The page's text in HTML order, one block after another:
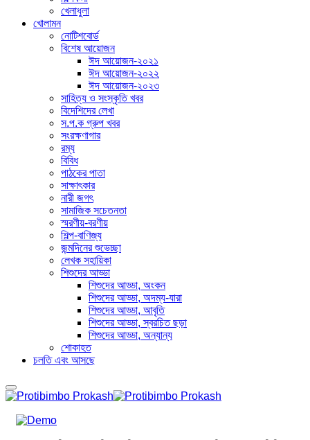
খেলাধুলা
খোলামন
নোটিশবোর্ড
বিশেষ আয়োজন
ঈদ আয়োজন-২০২১
ঈদ আয়োজন-২০২২
ঈদ আয়োজন-২০২৩
সাহিত্য ও সংস্কৃতি খবর
বিদেশিদের লেখা
স.প.ক গ্রুপ খবর
সংরক্ষণাগার
রম্য
বিবিধ
পাঠকের পাতা
সাক্ষাৎকার
নারী জগৎ
সামাজিক সচেতনতা
স্মরণীয়-বরণীয়
শিল্প-বাণিজ্য
জন্মদিনের শুভেচ্ছা
লেখক সহায়িকা
শিশুদের আড্ডা
শিশুদের আড্ডা, অংকন
শিশুদের আড্ডা, অদম্য-যারা
শিশুদের আড্ডা, আবৃতি
শিশুদের আড্ডা, স্বরচিত ছড়া
শিশুদের আড্ডা, অন্যান্য
শোকাহত
চলতি এবং আসছে